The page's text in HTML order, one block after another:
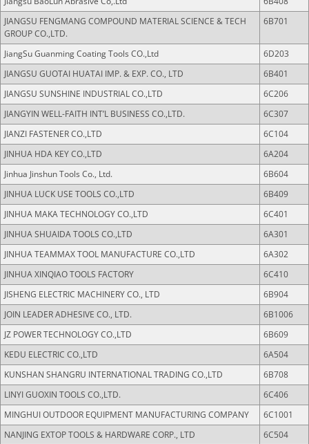
JIANGSU FENGMANG COMPOUND MATERIAL SCIENCE & TECH
GROUP CO.,LTD.
6B701
JiangSu Guanming Coating Tools CO.,Ltd
6D203
JIANGSU GUOTAI HUATAI IMP. & EXP. CO., LTD
6B401
JIANGSU SUNSHINE INDUSTRIAL CO.,LTD
6C206
JIANGYIN WELL-FAITH INT’L BUSINESS CO.,LTD.
6C307
JIANZI FASTENER CO.,LTD
6C104
JINHUA HDA KEY CO.,LTD
6A204
Jinhua Jinshun Tools Co., Ltd.
6B604
JINHUA LUCK USE TOOLS CO.,LTD
6B409
JINHUA MAKA TECHNOLOGY CO.,LTD
6C401
JINHUA SHUAIDA TOOLS CO.,LTD
6A301
JINHUA TEAMMAX TOOL MANUFACTURE CO.,LTD
6A302
JINHUA XINQIAO TOOLS FACTORY
6C410
JISHENG ELECTRIC MACHINERY CO., LTD
6B904
JOIN LEADER ADHESIVE CO., LTD.
6B1006
JZ POWER TECHNOLOGY CO.,LTD
6B609
KEDU ELECTRIC CO.,LTD
6A504
KUNSHAN SHANGRU INTERNATIONAL TRADING CO.,LTD
6B708
LINYI GUOXIN TOOLS CO.,LTD.
6C406
MINGHUI OUTDOOR EQUIPMENT MANUFACTURING COMPANY
6C1001
NANJING EXTOP TOOLS & HARDWARE CORP., LTD
6C504